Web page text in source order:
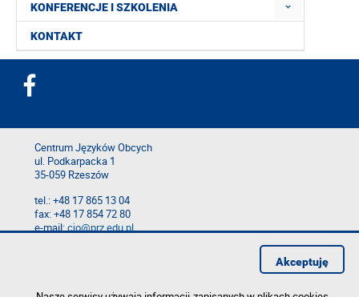
KONFERENCJE I SZKOLENIA
KONTAKT
Centrum Języków Obcych
ul. Podkarpacka 1
35-059 Rzeszów
tel.: +48 17 865 13 04
fax: +48 17 854 72 80
e-mail:cjo@prz.edu.pl
Akceptuję